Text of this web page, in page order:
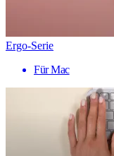
Ergo-Serie
Für Mac